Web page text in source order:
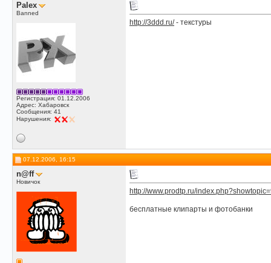
Palex
Banned
Регистрация: 01.12.2006
Адрес: Хабаровск
Сообщения: 41
Нарушения:
http://3ddd.ru/- текстуры
07.12.2006, 16:15
n@ff
Новичок
http://www.prodtp.ru/
бесплатные клипарты и фотобанки